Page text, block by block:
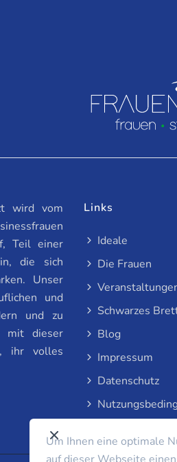
wird vom
Teil einer
die sich
Unser
und
und zu
mit dieser
ihr volles
Links
Ideale
Die Frauen
Schwarzes
Blog
Impressum
Datenschutz
Um Ihnen eine optimale